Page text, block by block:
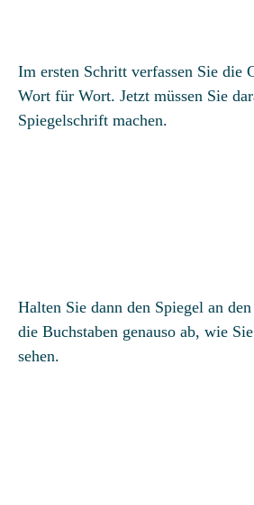
Im ersten Schritt verfassen Sie die
Wort für Wort. Jetzt müssen Sie
Spiegelschrift machen.
Halten Sie dann den Spiegel an
die Buchstaben genauso ab, wie
sehen.